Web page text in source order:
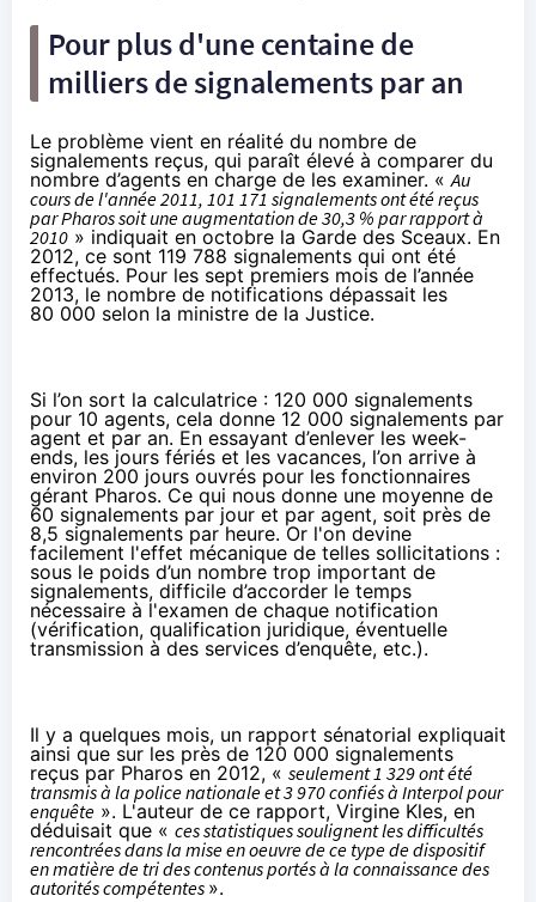
Pour plus d'une centaine de
milliers de signalements par an
Le problème vient en réalité du nombre de
signalements reçus, qui paraît élevé à comparer du
nombre d’agents en charge de les examiner. «Au
cours de l'année 2011, 101 171 signalements ont été reçus
par Pharos soit une augmentation de 30,3 % par rapport à
2010 » indiquait en octobre la Garde des Sceaux. En
2012, ce sont 119 788 signalements qui ont été
effectués. Pour les sept premiers mois de l’année
2013, le nombre de notifications dépassait les
80 000 selon la ministre de la Justice.
Si l’on sort la calculatrice : 120 000 signalements
pour 10 agents, cela donne 12 000 signalements par
agent et par an. En essayant d’enlever les week-
ends, les jours fériés et les vacances, l’on arrive à
environ 200 jours ouvrés pour les fonctionnaires
gérant Pharos. Ce qui nous donne une moyenne de
60 signalements par jour et par agent, soit près de
8,5 signalements par heure. Or l'on devine
facilement l'effet mécanique de telles sollicitations :
sous le poids d’un nombre trop important de
signalements, difficile d’accorder le temps
nécessaire à l'examen de chaque notification
(vérification, qualification juridique, éventuelle
transmission à des services d’enquête, etc.).
Il y a quelques mois, un rapport sénatorial expliquait
ainsi que sur les près de 120 000 signalements
reçus par Pharos en 2012, « seulement 1 329 ont été
transmis à la police nationale et 3 970 confiés à Interpol pour
enquête ». L'auteur de ce rapport, Virgine Kles, en
déduisait que « ces statistiques soulignent les difficultés
rencontrées dans la mise en oeuvre de ce type de dispositif
en matière de tri des contenus portés à la connaissance des
autorités compétentes ».